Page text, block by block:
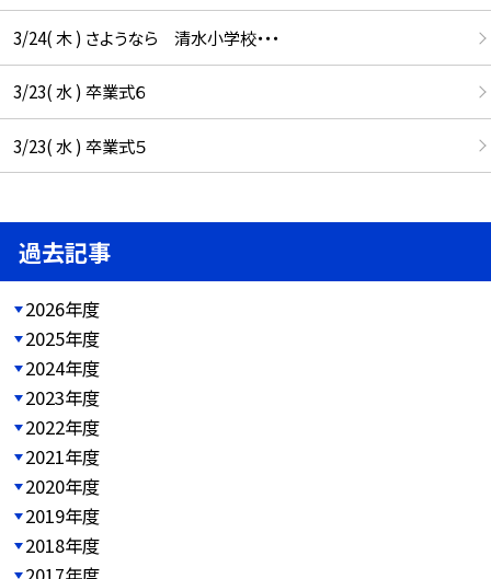
3/24( 木 ) さようなら 清水小学校・・・
3/23( 水 ) 卒業式６
3/23( 水 ) 卒業式５
過去記事
2026年度
2025年度
2024年度
2023年度
2022年度
2021年度
2020年度
2019年度
2018年度